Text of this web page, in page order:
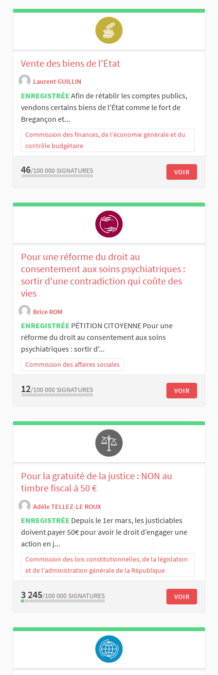
Vente des biens de l'État
Laurent GUILLIN
ENREGISTRÉE Afin de rétablir les comptes publics,
vendons certains biens de l'État comme le fort de
Bregançon et...
Commission des finances, de l’économie générale et du
contrôle budgétaire
46/100 000 SIGNATURES VOIR
Pour une réforme du droit au
consentement aux soins psychiatriques :
sortir d'une contradiction qui coûte des
vies
Brice ROM
ENREGISTRÉE PÉTITION CITOYENNE Pour une
réforme du droit au consentement aux soins
psychiatriques : sortir d'...
Commission des affaires sociales
12/100 000 SIGNATURES VOIR
Pour la gratuité de la justice : NON au
timbre fiscal à 50 €
Adèle TELLEZ-LE ROUX
ENREGISTRÉE Depuis le 1er mars, les justiciables
doivent payer 50€ pour avoir le droit d’engager une
action en j...
Commission des lois constitutionnelles, de la législation
et de l’administration générale de la République
3 245/100 000 SIGNATURES VOIR